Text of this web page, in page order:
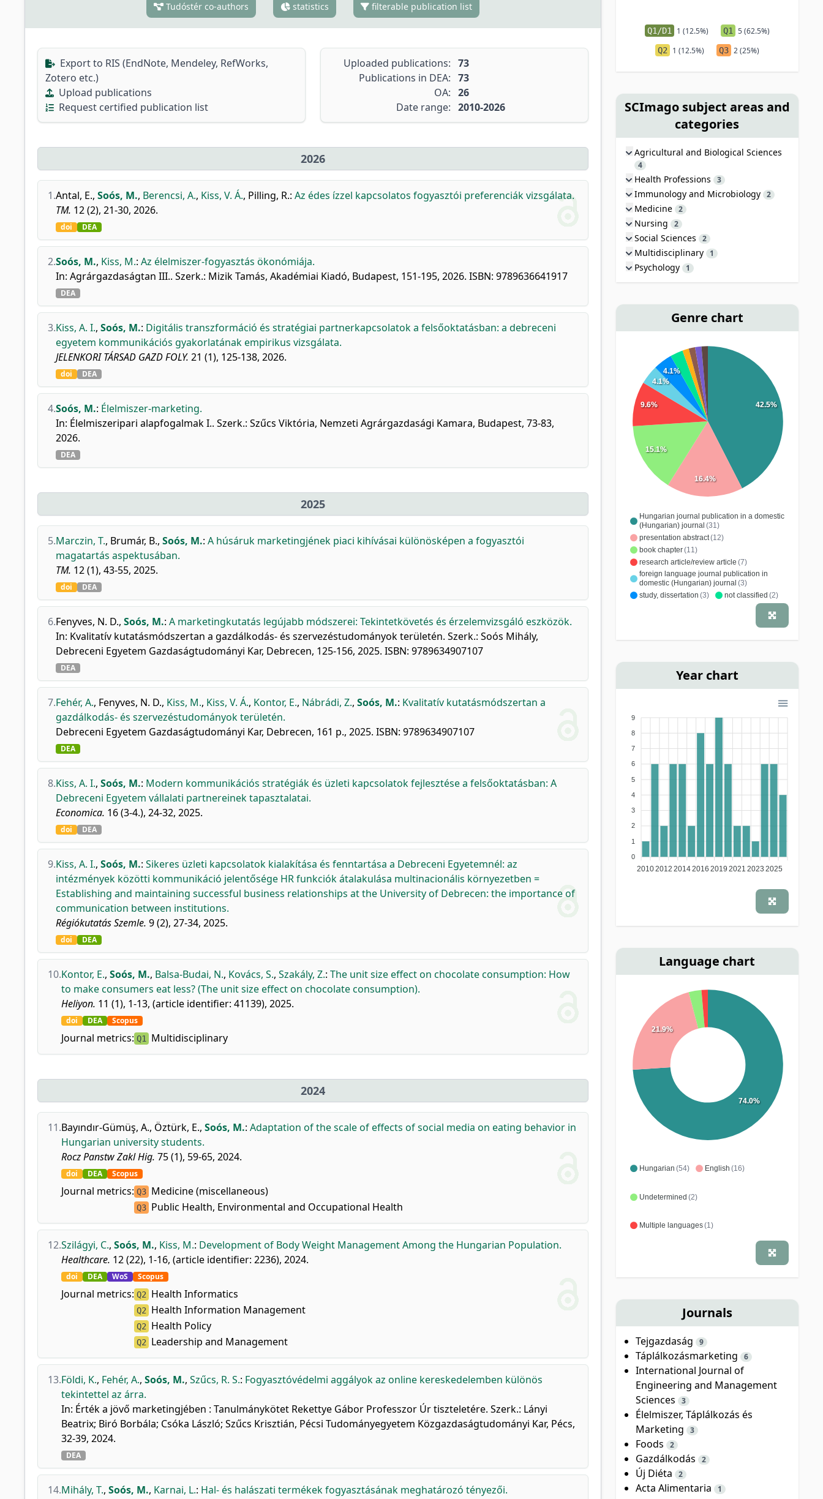
Tudóstér co-authors statistics filterable publication list
Export to RIS (EndNote, Mendeley, RefWorks,
Zotero etc.)
Upload publications
Request certified publication list
Uploaded publications: 73
Publications in DEA: 73
OA: 26
Date range: 2010-2026
2026
1.Antal, E., Soós, M., Berencsi, A., Kiss, V. Á., Pilling, R.: Az édes ízzel kapcsolatos fogyasztói preferenciák vizsgálata.
TM. 12 (2), 21-30, 2026.
doi DEA
2.Soós, M., Kiss, M.: Az élelmiszer-fogyasztás ökonómiája.
In: Agrárgazdaságtan III.. Szerk.: Mizik Tamás, Akadémiai Kiadó, Budapest, 151-195, 2026. ISBN: 9789636641917
DEA
3.Kiss, A. I., Soós, M.: Digitális transzformáció és stratégiai partnerkapcsolatok a felsőoktatásban: a debreceni
egyetem kommunikációs gyakorlatának empirikus vizsgálata.
JELENKORI TÁRSAD GAZD FOLY. 21 (1), 125-138, 2026.
doi DEA
4.Soós, M.: Élelmiszer-marketing.
In: Élelmiszeripari alapfogalmak I.. Szerk.: Szűcs Viktória, Nemzeti Agrárgazdasági Kamara, Budapest, 73-83,
2026.
DEA
2025
5.Marczin, T., Brumár, B., Soós, M.: A húsáruk marketingjének piaci kihívásai különösképen a fogyasztói
magatartás aspektusában.
TM. 12 (1), 43-55, 2025.
doi DEA
6.Fenyves, N. D., Soós, M.: A marketingkutatás legújabb módszerei: Tekintetkövetés és érzelemvizsgáló eszközök.
In: Kvalitatív kutatásmódszertan a gazdálkodás- és szervezéstudományok területén. Szerk.: Soós Mihály,
Debreceni Egyetem Gazdaságtudományi Kar, Debrecen, 125-156, 2025. ISBN: 9789634907107
DEA
7.Fehér, A., Fenyves, N. D., Kiss, M., Kiss, V. Á., Kontor, E., Nábrádi, Z., Soós, M.: Kvalitatív kutatásmódszertan a
gazdálkodás- és szervezéstudományok területén.
Debreceni Egyetem Gazdaságtudományi Kar, Debrecen, 161 p., 2025. ISBN: 9789634907107
DEA
8.Kiss, A. I., Soós, M.: Modern kommunikációs stratégiák és üzleti kapcsolatok fejlesztése a felsőoktatásban: A
Debreceni Egyetem vállalati partnereinek tapasztalatai.
Economica. 16 (3-4.), 24-32, 2025.
doi DEA
9.Kiss, A. I., Soós, M.: Sikeres üzleti kapcsolatok kialakítása és fenntartása a Debreceni Egyetemnél: az
intézmények közötti kommunikáció jelentősége HR funkciók átalakulása multinacionális környezetben =
Establishing and maintaining successful business relationships at the University of Debrecen: the importance of
communication between institutions.
Régiókutatás Szemle. 9 (2), 27-34, 2025.
doi DEA
10.Kontor, E., Soós, M., Balsa-Budai, N., Kovács, S., Szakály, Z.: The unit size effect on chocolate consumption: How
to make consumers eat less? (The unit size effect on chocolate consumption).
Heliyon. 11 (1), 1-13, (article identifier: 41139), 2025.
doi DEA Scopus
Journal metrics: Q1 Multidisciplinary
2024
11.Bayındır-Gümüş, A., Öztürk, E., Soós, M.: Adaptation of the scale of effects of social media on eating behavior in
Hungarian university students.
Rocz Panstw Zakl Hig. 75 (1), 59-65, 2024.
doi DEA Scopus
Journal metrics: Q3 Medicine (miscellaneous)
Q3 Public Health, Environmental and Occupational Health
12.Szilágyi, C., Soós, M., Kiss, M.: Development of Body Weight Management Among the Hungarian Population.
Healthcare. 12 (22), 1-16, (article identifier: 2236), 2024.
doi DEA WoS Scopus
Journal metrics: Q2 Health Informatics
Q2 Health Information Management
Q2 Health Policy
Q2 Leadership and Management
13.Földi, K., Fehér, A., Soós, M., Szűcs, R. S.: Fogyasztóvédelmi aggályok az online kereskedelemben különös
tekintettel az árra.
In: Érték a jövő marketingjében : Tanulmánykötet Rekettye Gábor Professzor Úr tiszteletére. Szerk.: Lányi
Beatrix; Biró Borbála; Csóka László; Szűcs Krisztián, Pécsi Tudományegyetem Közgazdaságtudományi Kar, Pécs,
32-39, 2024.
DEA
14.Mihály, T., Soós, M., Karnai, L.: Hal- és halászati termékek fogyasztásának meghatározó tényezői.
Q1/D1 1 (12.5%) Q1 5 (62.5%)
Q2 1 (12.5%) Q3 2 (25%)
SCImago subject areas and
categories
Agricultural and Biological Sciences
4
Health Professions 3
Immunology and Microbiology 2
Medicine 2
Nursing 2
Social Sciences 2
Multidisciplinary 1
Psychology 1
Genre chart
Hungarian journal publication in a domestic
(Hungarian) journal (31)
presentation abstract(12)
book chapter(11)
research article/review article (7)
foreign language journal publication in
domestic (Hungarian) journal (3)
study, dissertation (3) not classified (2)
42.5%
16.4%
15.1%
9.6%
4.1%
4.1%
Year chart
9
8
7
6
5
4
3
2
1
0
20102012 20142016 2019 2021 2023 2025
Language chart
Hungarian (54) English (16)
Undetermined (2)
Multiple languages(1)
74.0%
21.9%
Journals
Tejgazdaság 9
Táplálkozásmarketing 6
International Journal of
Engineering and Management
Sciences
3
Élelmiszer, Táplálkozás és
Marketing
3
Foods 2
Gazdálkodás 2
Új Diéta 2
Acta Alimentaria 1